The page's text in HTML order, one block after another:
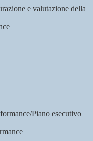
e valutazione della
Piano esecutivo